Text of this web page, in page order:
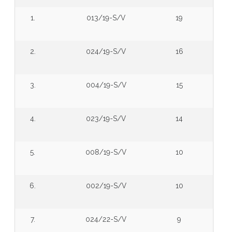
1. 013/19-S/V 19
2. 024/19-S/V 16
3. 004/19-S/V 15
4. 023/19-S/V 14
5. 008/19-S/V 10
6. 002/19-S/V 10
7. 024/22-S/V 9